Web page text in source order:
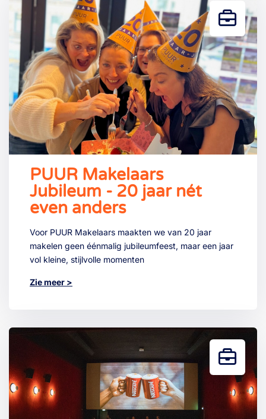
PUUR Makelaars
Jubileum - 20 jaar nét
even anders
Voor PUUR Makelaars maakten we van 20 jaar
makelen geen éénmalig jubileumfeest, maar een jaar
vol kleine, stijlvolle momenten
Zie meer >